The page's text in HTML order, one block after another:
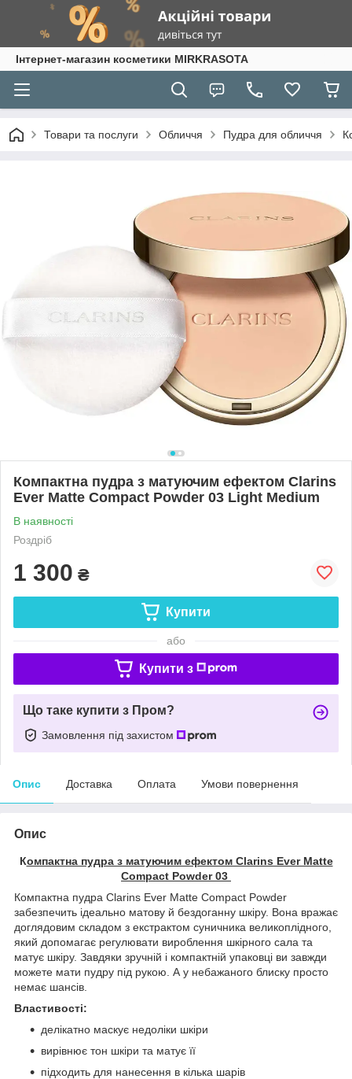
Інтернет-магазин косметики MIRKRASOTA
Товари та послуги Обличчя Пудра для обличчя
Компактна пудра з матуючим ефектом Clarins
Ever Matte Compact Powder 03 Light Medium
В наявності
Роздріб
1 300 ₴
Купити
або
Купити з
Що таке купити з Пром?
Замовлення під захистом
Опис Доставка Оплата Умови повернення
Опис
Компактна пудра з матуючим ефектом Clarins Ever Matte
Compact Powder 03
Компактна пудра Clarins Ever Matte Compact Powder
забезпечить ідеально матову й бездоганну шкіру. Вона вражає
доглядовим складом з екстрактом суничника великоплідного,
який допомагає регулювати вироблення шкірного сала та
матує шкіру. Завдяки зручній і компактній упаковці ви завжди
можете мати пудру під рукою. А у небажаного блиску просто
немає шансів.
Властивості:
делікатно маскує недоліки шкіри
вирівнює тон шкіри та матує її
підходить для нанесення в кілька шарів